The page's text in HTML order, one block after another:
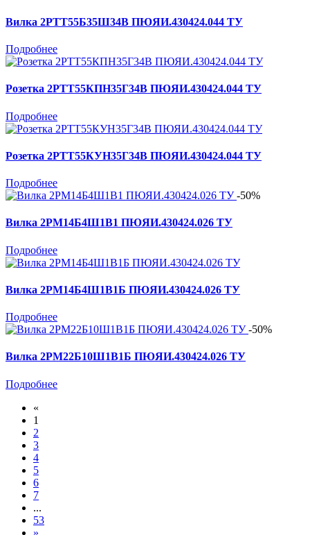
Вилка 2РТТ55Б35Ш34В ПЮЯИ.430424.044 ТУ
Подробнее
Розетка 2РТТ55КПН35Г34В ПЮЯИ.430424.044 ТУ
Подробнее
Розетка 2РТТ55КУН35Г34В ПЮЯИ.430424.044 ТУ
Подробнее
-50%
Вилка 2РМ14Б4Ш1В1 ПЮЯИ.430424.026 ТУ
Подробнее
Вилка 2РМ14Б4Ш1В1Б ПЮЯИ.430424.026 ТУ
Подробнее
-50%
Вилка 2РМ22Б10Ш1В1Б ПЮЯИ.430424.026 ТУ
Подробнее
«
1
2
3
4
5
6
7
...
53
»